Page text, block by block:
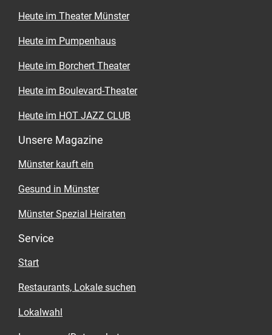
Heute im Theater Münster
Heute im Pumpenhaus
Heute im Borchert Theater
Heute im Boulevard-Theater
Heute im HOT JAZZ CLUB
Unsere Magazine
Münster kauft ein
Gesund in Münster
Münster Spezial Heiraten
Service
Start
Restaurants, Lokale suchen
Lokalwahl